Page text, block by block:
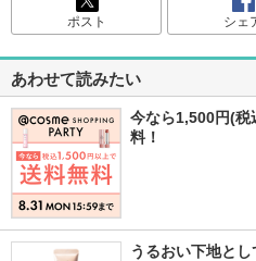
ポスト シェ
あわせて読みたい
今なら1,500円(税
料！
うるおい下地と